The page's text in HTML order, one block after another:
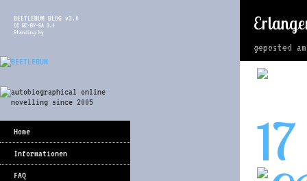
BEETLEBUM BLOG v3.0
CC NC-BY-SA 3.0
Standing by
Home
Informationen
FAQ
geposted
17